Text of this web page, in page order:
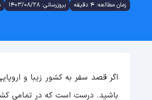
زمان مطالعه: 4 دقیقه بروزرسانی: 1403/08/28
اگر قصد سفر به کشور زیبا و
باشید. درست است که در تمامی